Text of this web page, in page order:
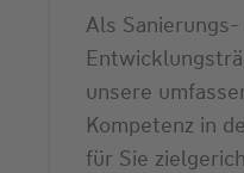
Als Sanierungs-
unsere
Kompetenz in
für Sie